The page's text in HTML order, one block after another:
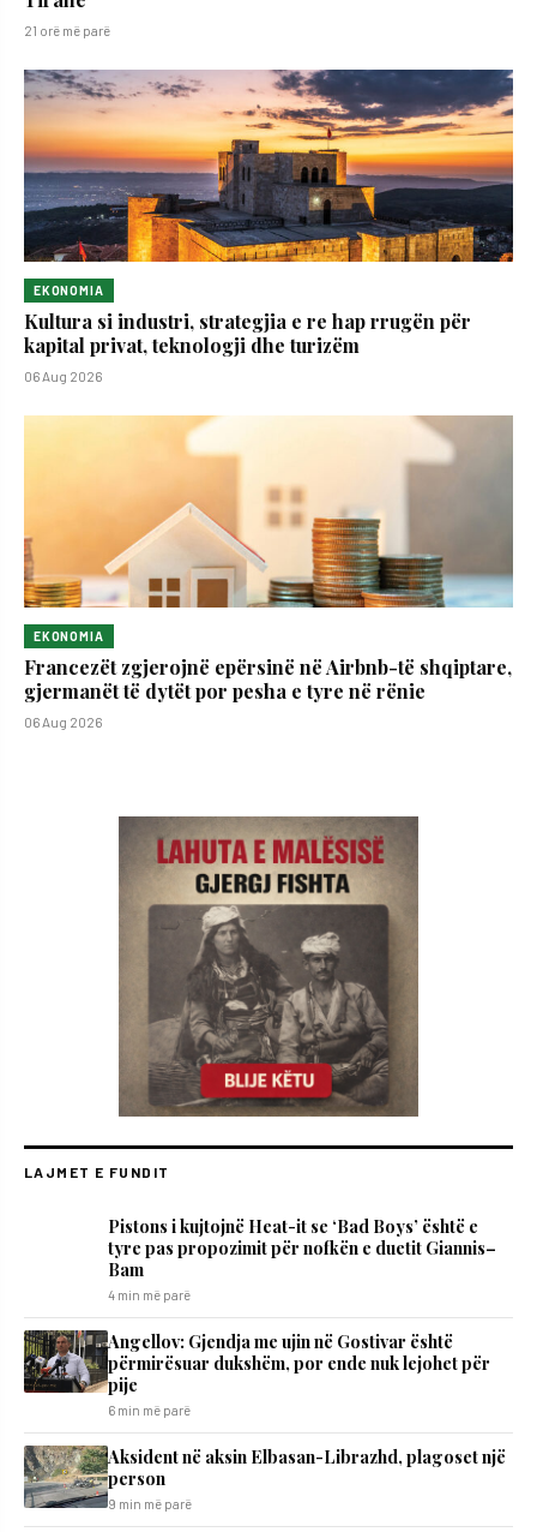
21 orë më parë
EKONOMIA
Kultura si industri, strategjia e re hap rrugën për
kapital privat, teknologji dhe turizëm
06 Aug 2026
EKONOMIA
Francezët zgjerojnë epërsinë në Airbnb-të shqiptare,
gjermanët të dytët por pesha e tyre në rënie
06 Aug 2026
LAJMET E FUNDIT
Pistons i kujtojnë Heat-it se ‘Bad Boys’ është e
tyre pas propozimit për nofkën e duetit Giannis–
Bam
4 min më parë
Angellov: Gjendja me ujin në Gostivar është
përmirësuar dukshëm, por ende nuk lejohet për
pije
6 min më parë
Aksident në aksin Elbasan-Librazhd, plagoset një
person
9 min më parë